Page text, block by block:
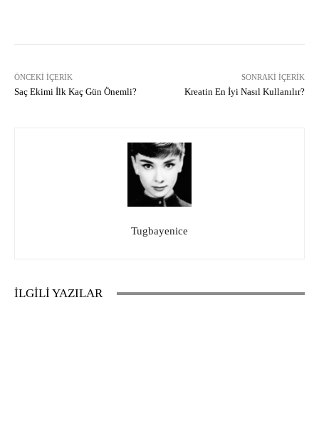
ÖNCEKI İÇERIK
Saç Ekimi İlk Kaç Gün Önemli?
SONRAKI İÇERIK
Kreatin En İyi Nasıl Kullanılır?
Tugbayenice
İLGİLİ YAZILAR